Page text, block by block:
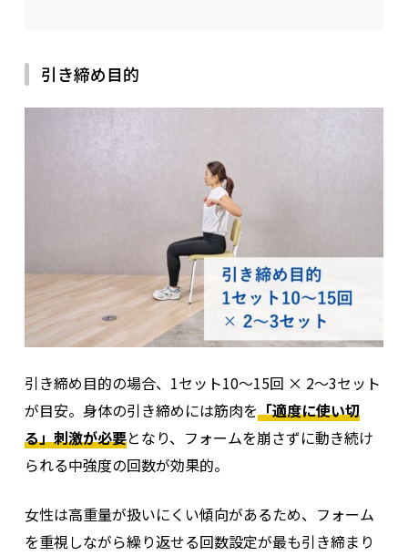
女性の筋トレでは、大きな筋肉群から優先的に鍛える
ことが効果を高めるポイント。
にもつながる。
しかし女性は腕や肩に力が入りやすい傾向があり、狙
った部位を適切に使えないケースが多い。
そのため、トレーニング 序盤に大きく動かせる基本的
なトレーニングをおこない、正しい筋肉を動員する習
慣を身につけることが不可欠。
大きな筋肉が効率よく働くことで、シルエットの改善
や引き締まり効果も得られやすくなる。
引き締め目的
引き締め目的の場合、1セット10〜15回 × 2〜3セット
が目安。身体の引き締めには筋肉を「適度に使い切
る」刺激が必要となり、フォームを崩さずに動き続け
られる中強度の回数が効果的。
女性は高重量が扱いにくい傾向があるため、フォーム
を重視しながら繰り返せる回数設定が最も引き締まり